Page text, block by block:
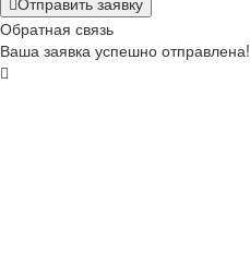
Обратная связь
Ваша заявка успешно отправлена!